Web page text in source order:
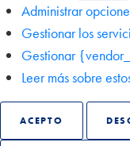
Administrar
Gestionar los
Gestionar
Leer más sobre
ACEPTO